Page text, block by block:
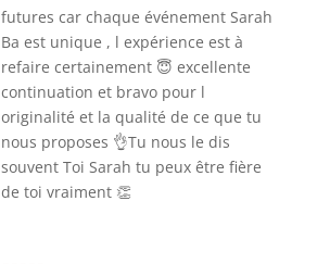
futures car chaque événement Sarah
Ba est unique , l expérience est à
refaire certainement 😇 excellente
continuation et bravo pour l
originalité et la qualité de ce que tu
nous proposes 👌Tu nous le dis
souvent Toi Sarah tu peux être fière
de toi vraiment 👏